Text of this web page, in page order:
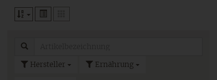
Hersteller Ernährung